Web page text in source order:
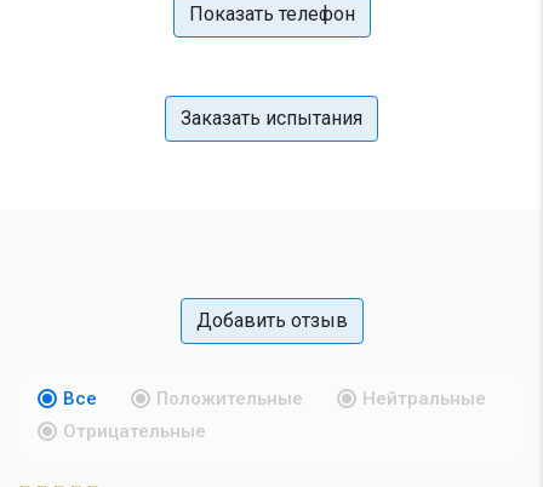
Показать телефон
Заказать испытания
Добавить отзыв
Все Положительные
Нейтральные
Отрицательные